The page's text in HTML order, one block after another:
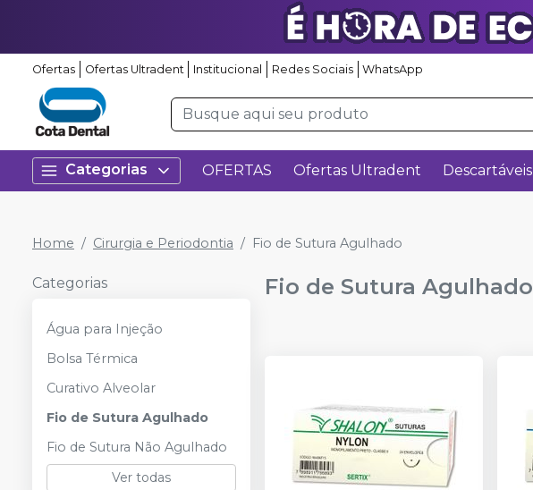
Ofertas Ofertas Ultradent Institucional Redes Sociais WhatsApp
Categorias OFERTAS Ofertas Ultradent Descartáveis
Home Cirurgia e Periodontia Fio de Sutura Agulhado
Categorias
Água para Injeção
Bolsa Térmica
Curativo Alveolar
Fio de Sutura Agulhado
Fio de Sutura Não Agulhado
Ver todas
Fio de Sutura Agulhado